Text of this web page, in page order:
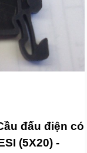
đấu điện có
(5X20) -